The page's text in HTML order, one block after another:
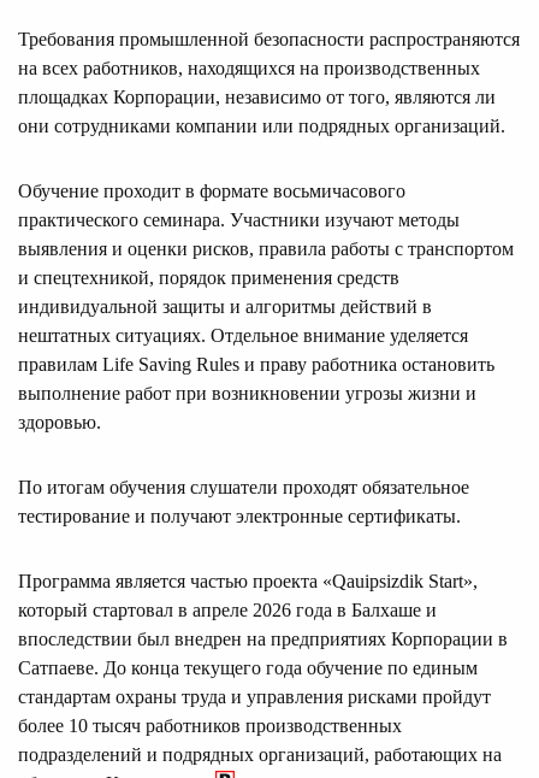
Требования промышленной безопасности распространяются
на всех работников, находящихся на производственных
площадках Корпорации, независимо от того, являются ли
они сотрудниками компании или подрядных организаций.
Обучение проходит в формате восьмичасового
практического семинара. Участники изучают методы
выявления и оценки рисков, правила работы с транспортом
и спецтехникой, порядок применения средств
индивидуальной защиты и алгоритмы действий в
нештатных ситуациях. Отдельное внимание уделяется
правилам Life Saving Rules и праву работника остановить
выполнение работ при возникновении угрозы жизни и
здоровью.
По итогам обучения слушатели проходят обязательное
тестирование и получают электронные сертификаты.
Программа является частью проекта «Qauipsizdik Start»,
который стартовал в апреле 2026 года в Балхаше и
впоследствии был внедрен на предприятиях Корпорации в
Сатпаеве. До конца текущего года обучение по единым
стандартам охраны труда и управления рисками пройдут
более 10 тысяч работников производственных
подразделений и подрядных организаций, работающих на